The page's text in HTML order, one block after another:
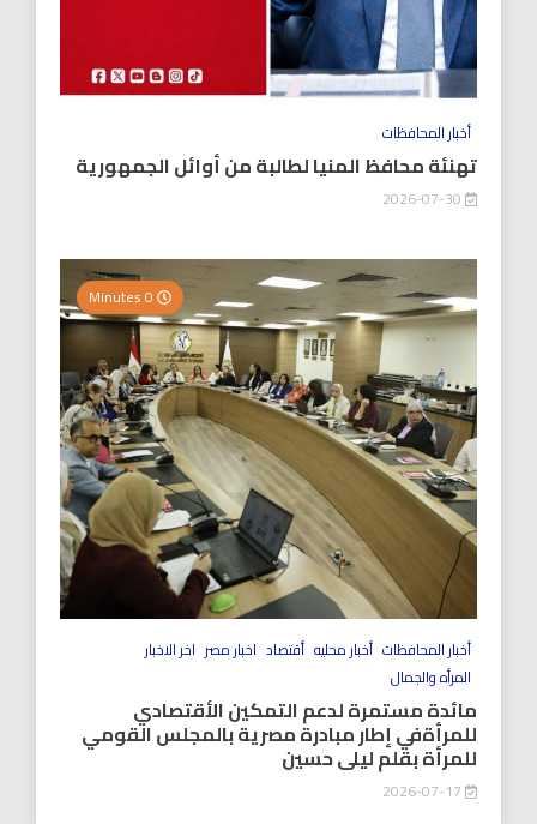
أخبار المحافظات
تهنئة محافظ المنيا لطالبة من أوائل الجمهورية
أخبار المحافظات أخبار محليه أقتصاد اخبار مصر اخر الاخبار
المرأه والجمال
مائدة مستمرة لدعم التمكين الأقتصادي
للمرأةفي إطار مبادرة مصرية بالمجلس القومي
للمرأة بقلم ليلى حسين